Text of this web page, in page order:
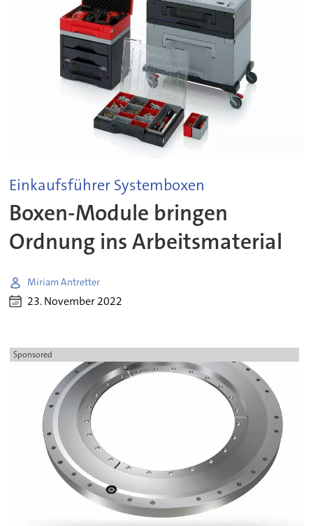
Einkaufsführer Systemboxen
Boxen-Module bringen
Ordnung ins Arbeitsmaterial
Miriam Antretter
23. November 2022
Sponsored